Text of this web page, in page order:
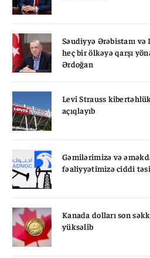
Səudiyyə Ərəbistanı
heç bir ölkəyə qarşı
Ərdoğan
Levi Strauss
açıqlayıb
Gəmilərimizə və
fəaliyyətimizə ciddi
Kanada dolları son
yüksəlib